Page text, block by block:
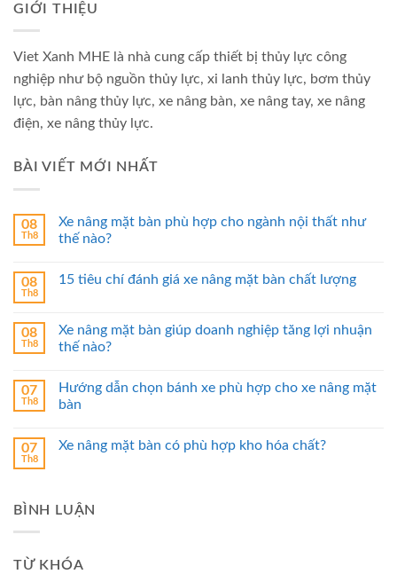
GIỚI THIỆU
Viet Xanh MHE là nhà cung cấp thiết bị thủy lực công
nghiệp như bộ nguồn thủy lực, xi lanh thủy lực, bơm thủy
lực, bàn nâng thủy lực, xe nâng bàn, xe nâng tay, xe nâng
điện, xe nâng thủy lực.
BÀI VIẾT MỚI NHẤT
08
Th8
Xe nâng mặt bàn phù hợp cho ngành nội thất như
thế nào?
08
Th8
15 tiêu chí đánh giá xe nâng mặt bàn chất lượng
08
Th8
Xe nâng mặt bàn giúp doanh nghiệp tăng lợi nhuận
thế nào?
07
Th8
Hướng dẫn chọn bánh xe phù hợp cho xe nâng mặt
bàn
07
Th8
Xe nâng mặt bàn có phù hợp kho hóa chất?
BÌNH LUẬN
TỪ KHÓA